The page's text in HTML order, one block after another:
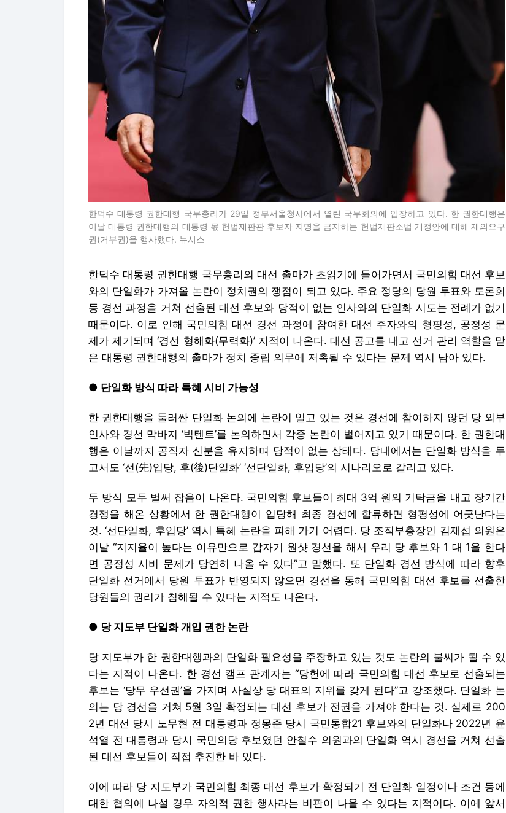
한덕수 대통령 권한대행 국무총리가 29일 정부서울청사에서 열린 국무회의에 입장하고 있다. 한 권한대행은
이날 대통령 권한대행의 대통령 몫 헌법재판관 후보자 지명을 금지하는 헌법재판소법 개정안에 대해 재의요구
권(거부권)을 행사했다. 뉴시스
한덕수 대통령 권한대행 국무총리의 대선 출마가 초읽기에 들어가면서 국민의힘 대선 후보
와의 단일화가 가져올 논란이 정치권의 쟁점이 되고 있다. 주요 정당의 당원 투표와 토론회
등 경선 과정을 거쳐 선출된 대선 후보와 당적이 없는 인사와의 단일화 시도는 전례가 없기
때문이다. 이로 인해 국민의힘 대선 경선 과정에 참여한 대선 주자와의 형평성, 공정성 문
제가 제기되며 ‘경선 형해화(무력화)’ 지적이 나온다. 대선 공고를 내고 선거 관리 역할을 맡
은 대통령 권한대행의 출마가 정치 중립 의무에 저촉될 수 있다는 문제 역시 남아 있다.
● 단일화 방식 따라 특혜 시비 가능성
한 권한대행을 둘러싼 단일화 논의에 논란이 일고 있는 것은 경선에 참여하지 않던 당 외부
인사와 경선 막바지 ‘빅텐트’를 논의하면서 각종 논란이 벌어지고 있기 때문이다. 한 권한대
행은 이날까지 공직자 신분을 유지하며 당적이 없는 상태다. 당내에서는 단일화 방식을 두
고서도 ‘선(先)입당, 후(後)단일화’ ‘선단일화, 후입당’의 시나리오로 갈리고 있다.
두 방식 모두 벌써 잡음이 나온다. 국민의힘 후보들이 최대 3억 원의 기탁금을 내고 장기간
경쟁을 해온 상황에서 한 권한대행이 입당해 최종 경선에 합류하면 형평성에 어긋난다는
것. ‘선단일화, 후입당’ 역시 특혜 논란을 피해 가기 어렵다. 당 조직부총장인 김재섭 의원은
이날 “지지율이 높다는 이유만으로 갑자기 원샷 경선을 해서 우리 당 후보와 1 대 1을 한다
면 공정성 시비 문제가 당연히 나올 수 있다”고 말했다. 또 단일화 경선 방식에 따라 향후
단일화 선거에서 당원 투표가 반영되지 않으면 경선을 통해 국민의힘 대선 후보를 선출한
당원들의 권리가 침해될 수 있다는 지적도 나온다.
● 당 지도부 단일화 개입 권한 논란
당 지도부가 한 권한대행과의 단일화 필요성을 주장하고 있는 것도 논란의 불씨가 될 수 있
다는 지적이 나온다. 한 경선 캠프 관계자는 “당헌에 따라 국민의힘 대선 후보로 선출되는
후보는 ‘당무 우선권’을 가지며 사실상 당 대표의 지위를 갖게 된다”고 강조했다. 단일화 논
의는 당 경선을 거쳐 5월 3일 확정되는 대선 후보가 전권을 가져야 한다는 것. 실제로 200
2년 대선 당시 노무현 전 대통령과 정몽준 당시 국민통합21 후보와의 단일화나 2022년 윤
석열 전 대통령과 당시 국민의당 후보였던 안철수 의원과의 단일화 역시 경선을 거쳐 선출
된 대선 후보들이 직접 추진한 바 있다.
이에 따라 당 지도부가 국민의힘 최종 대선 후보가 확정되기 전 단일화 일정이나 조건 등에
대한 협의에 나설 경우 자의적 권한 행사라는 비판이 나올 수 있다는 지적이다. 이에 앞서